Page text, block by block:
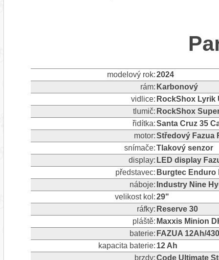
modelový rok:2024
rám: Karbonový
vidlice: RockShox Lyrik
tlumič: RockShox
řidítka:Santa Cruz 35
motor:Středový Fazua
snímače:Tlakový senzor
display: LED display
představec: Burgtec Enduro
náboje: Industry Nine
velikost kol:29"
ráfky: Reserve 30
pláště: Maxxis Minion
baterie: FAZUA 12Ah/
kapacita baterie: 12 Ah
brzdy:Code Ultimate